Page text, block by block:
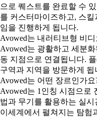
으로 퀘스트를 완료할 수
를 커스터마이즈하고, 스
임을 진행하게 됩니다.
Avowed는 내러티브형 비
Avowed는 광활하고 세분
동 지점으로 연결됩니다.
구역과 지역을 방문하게 됩
Avowed는 어떤 장르인가요
Avowed는 1인칭 시점으로
법과 무기를 활용하는 실
이세계에서 펼쳐지는 탐험